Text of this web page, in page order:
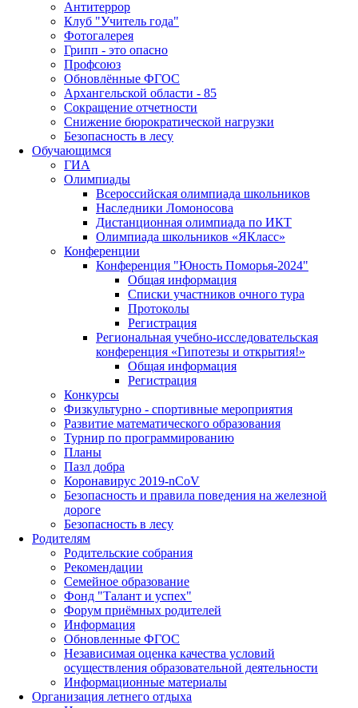
Антитеррор
Клуб "Учитель года"
Фотогалерея
Грипп - это опасно
Профсоюз
Обновлённые ФГОС
Архангельской области - 85
Сокращение отчетности
Снижение бюрократической нагрузки
Безопасность в лесу
Обучающимся
ГИА
Олимпиады
Всероссийская олимпиада школьников
Наследники Ломоносова
Дистанционная олимпиада по ИКТ
Олимпиада школьников «ЯКласс»
Конференции
Конференция "Юность Поморья-2024"
Общая информация
Списки участников очного тура
Протоколы
Регистрация
Региональная учебно-исследовательская
конференция «Гипотезы и открытия!»
Общая информация
Регистрация
Конкурсы
Физкультурно - спортивные мероприятия
Развитие математического образования
Турнир по программированию
Планы
Пазл добра
Коронавирус 2019-nCoV
Безопасность и правила поведения на железной
дороге
Безопасность в лесу
Родителям
Родительские собрания
Рекомендации
Семейное образование
Фонд "Талант и успех"
Форум приёмных родителей
Информация
Обновленные ФГОС
Независимая оценка качества условий
осуществления образовательной деятельности
Информационные материалы
Организация летнего отдыха